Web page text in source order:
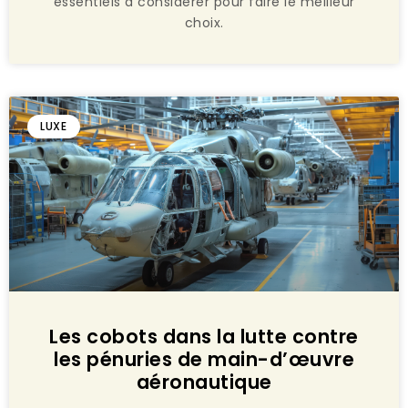
choix.
LUXE
Les cobots dans la lutte contre
les pénuries de main-d’œuvre
aéronautique